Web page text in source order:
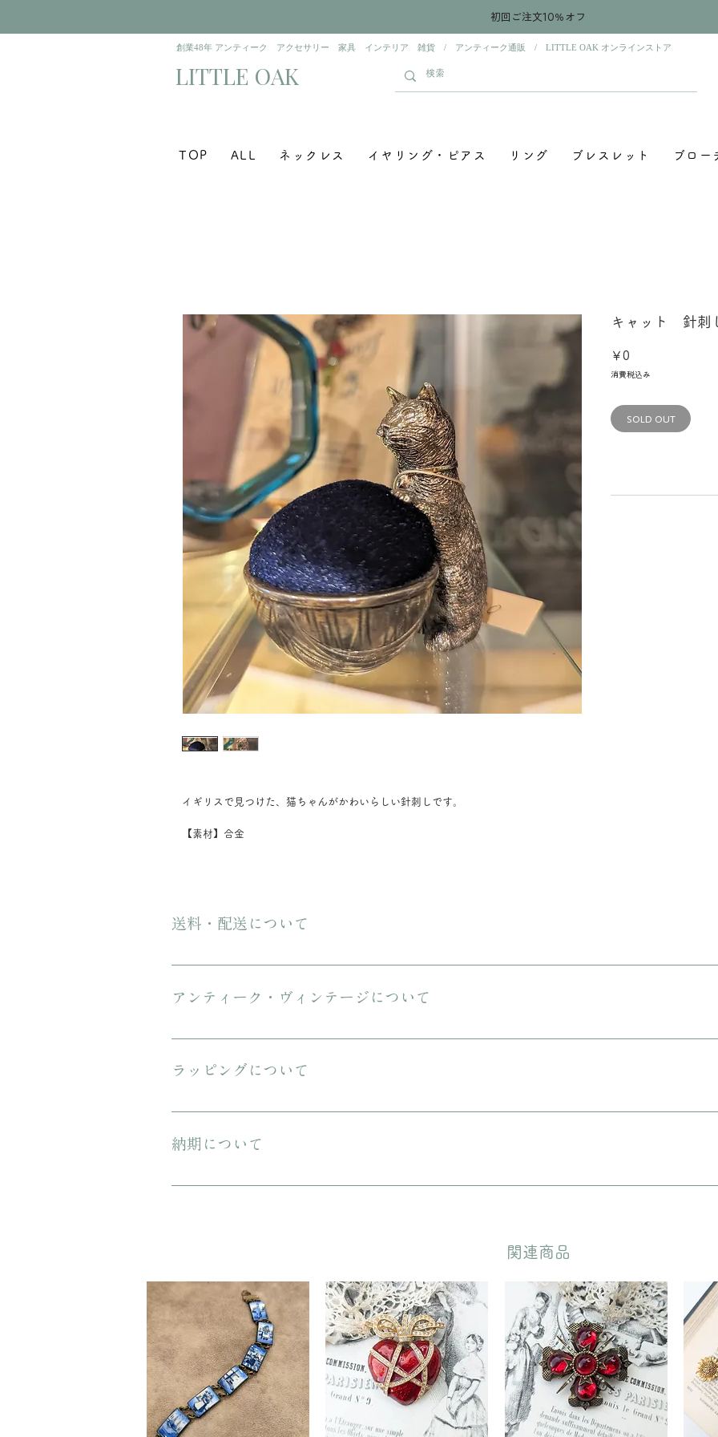
初回ご注文10％オフ
​創業48年 アンティーク アクセサリー 家具 インテリア 雑貨 / アンティーク通販 / LITTLE OAK オンラインストア
​LITTLE OAK
TOP ALL ネックレス イヤリング・ピアス リング ブレスレット ブロー
イギリスで見つけた、猫ちゃんがかわいらしい針刺しです。
【素材】合金
キャット 針刺
￥0
格
消費税込み
SOLD OUT
送料・配送について
ご購入金額が8000円以上の場合、配送料は無料です。 ご購入金額が8000円以下の場合、配送料は330円で
アンティーク・ヴィンテージについて
傷や汚れについて可能な限り記載をしておりますが、状態の良いお品でも経年による小さな傷汚れがある場
ラッピングについて
プレゼント用にご購入される場合、箱に入れてリボンをおかけいたします。 備考欄に”無料ギフトラッピン
納期について
ご注文から配送までに1-3営業日ほどいただきます。
​関連商品